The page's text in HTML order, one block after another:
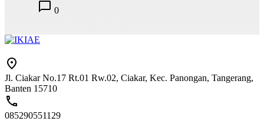
0
Jl. Ciakar No.17 Rt.01 Rw.02, Ciakar, Kec. Panongan, Tangerang,
Banten 15710
085290551129